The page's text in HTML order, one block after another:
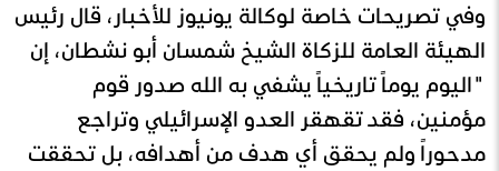
وفي تصريحات خاصة لوكالة يونيوز للأخبار، قال رئيس
الهيئة العامة للزكاة الشيخ شمسان أبو نشطان، إن
"اليوم يوماً تاريخياً يشفي به الله صدور قوم
مؤمنين، فقد تقهقر العدو الإسرائيلي وتراجع
مدحوراً ولم يحقق أي هدف من أهدافه، بل تحققت